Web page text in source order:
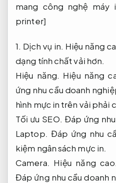
mang công nghệ máy
printer]
1. Dịch vụ in. Hiệu năng
dạng tính chất vải hơn.
Hiệu năng. Hiệu năng
ứng nhu cầu doanh
hình mực in trên vải phải
Tối ưu SEO. Đáp ứng
Laptop. Đáp ứng nhu
kiệm ngân sách mực in.
Camera. Hiệu năng cao.
Đáp ứng nhu cầu doanh